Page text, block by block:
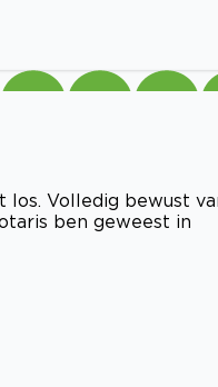
Volledig bewust
ben geweest in